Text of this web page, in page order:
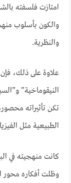
امتازت فلسفته
والكون بأسلوب
والنظرية.
علاوة على ذلك، فإن
النيقوماخية”
تكن تأثيراته
الطبيعية مثل
كانت منهجيته في
وظلت أفكاره محور